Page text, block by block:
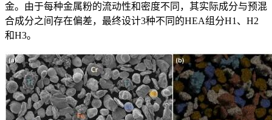
金。由于每种金属粉的流动性和密度不同，其实际成分与预混
合成分之间存在偏差，最终设计3种不同的HEA组分H1、H2
和H3。